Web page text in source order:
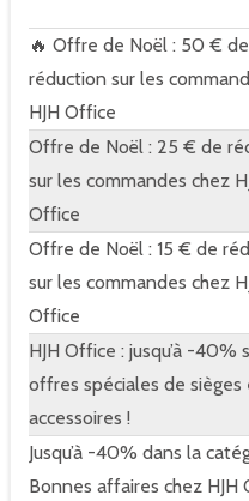
🔥 Offre de Noël : 50 € de
réduction sur les
HJH Office
Offre de Noël : 25 € de
sur les commandes chez
Office
Offre de Noël : 15 € de
sur les commandes chez
Office
HJH Office : jusqu’à -40%
offres spéciales de sièges
accessoires !
Jusqu’à -40% dans la
Bonnes affaires chez HJH